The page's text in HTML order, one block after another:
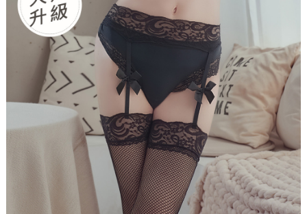
【父親節快樂】男內褲5件$999🧔